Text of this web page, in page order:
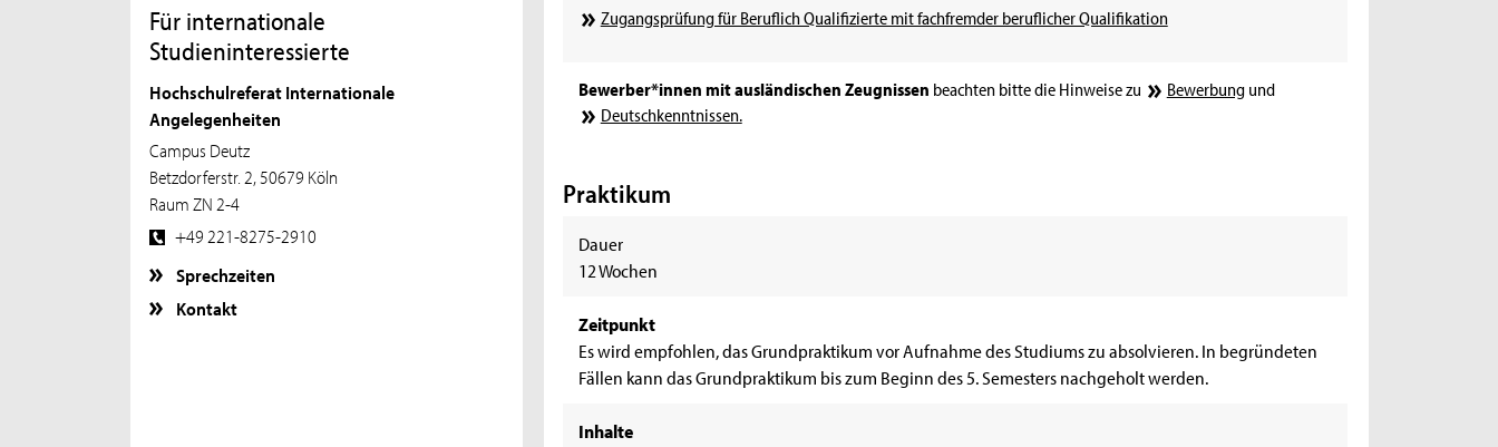
Für internationale
Studieninteressierte
Hochschulreferat Internationale
Angelegenheiten
Campus Deutz
Betzdorferstr. 2, 50679 Köln
Raum ZN 2-4
+49 221-8275-2910
Sprechzeiten
Kontakt
Zugangsprüfung für Beruflich Qualifizierte mit fachfremder beruflicher Qualifikation
Bewerber*innen mit ausländischen Zeugnissen beachten bitte die Hinweise zu Bewerbungund
Deutschkenntnissen.
Praktikum
Dauer
12 Wochen
Zeitpunkt
Es wird empfohlen, das Grundpraktikum vor Aufnahme des Studiums zu absolvieren. In begründeten
Fällen kann das Grundpraktikum bis zum Beginn des 5. Semesters nachgeholt werden.
Inhalte